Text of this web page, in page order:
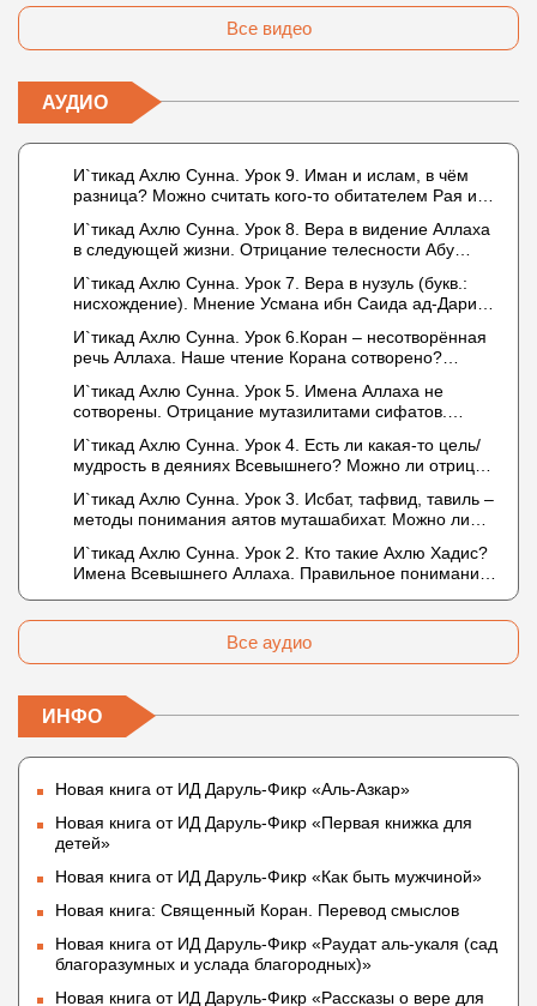
Все видео
АУДИО
И`тикад Ахлю Сунна. Урок 9. Иман и ислам, в чём
разница? Можно считать кого-то обитателем Рая или
И`тикад Ахлю Сунна. Урок 8. Вера в видение Аллаха
в следующей жизни. Отрицание телесности Абу
Усмана ибн Саида ад-Дарими. Иман – это слова,
дела и познание
И`тикад Ахлю Сунна. Урок 7. Вера в нузуль (букв.:
нисхождение). Мнение Усмана ибн Саида ад-Дарими
описывается физическим движением?
И`тикад Ахлю Сунна. Урок 6.Коран – несотворённая
речь Аллаха. Наше чтение Корана сотворено?
И`тикад Ахлю Сунна. Урок 5. Имена Аллаха не
сотворены. Отрицание мутазилитами сифатов.
И`тикад Ахлю Сунна. Урок 4. Есть ли какая-то цель/
мудрость в деяниях Всевышнего? Можно ли отрицать
не пришло в Коране и Сунне? Концепция ибн
Таймийи
И`тикад Ахлю Сунна. Урок 3. Исбат, тафвид, тавиль –
методы понимания аятов муташабихат. Можно ли
Что означает утверждение сифата «биля кейфа»
(без образа)?
И`тикад Ахлю Сунна. Урок 2. Кто такие Ахлю Хадис?
Имена Всевышнего Аллаха. Правильное понимание
Все аудио
ИНФО
Новая книга от ИД Даруль-Фикр «Аль-Азкар»
Новая книга от ИД Даруль-Фикр «Первая книжка для
детей»
Новая книга от ИД Даруль-Фикр «Как быть мужчиной»
Новая книга: Священный Коран. Перевод смыслов
Новая книга от ИД Даруль-Фикр «Раудат аль-укаля (cад
благоразумных и услада благородных)»
Новая книга от ИД Даруль-Фикр «Рассказы о вере для